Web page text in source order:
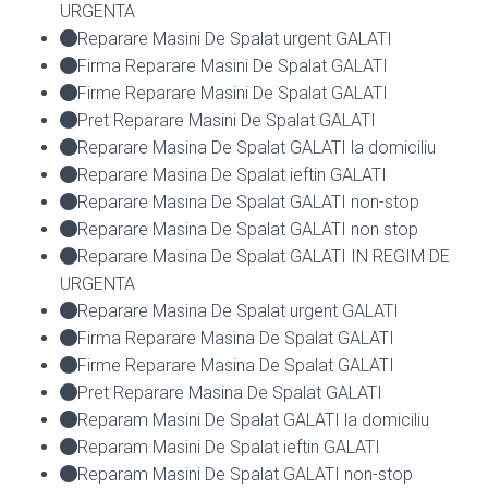
URGENTA
Reparare Masini De Spalat urgent GALATI
Firma Reparare Masini De Spalat GALATI
Firme Reparare Masini De Spalat GALATI
Pret Reparare Masini De Spalat GALATI
Reparare Masina De Spalat GALATI la domiciliu
Reparare Masina De Spalat ieftin GALATI
Reparare Masina De Spalat GALATI non-stop
Reparare Masina De Spalat GALATI non stop
Reparare Masina De Spalat GALATI IN REGIM DE
URGENTA
Reparare Masina De Spalat urgent GALATI
Firma Reparare Masina De Spalat GALATI
Firme Reparare Masina De Spalat GALATI
Pret Reparare Masina De Spalat GALATI
Reparam Masini De Spalat GALATI la domiciliu
Reparam Masini De Spalat ieftin GALATI
Reparam Masini De Spalat GALATI non-stop